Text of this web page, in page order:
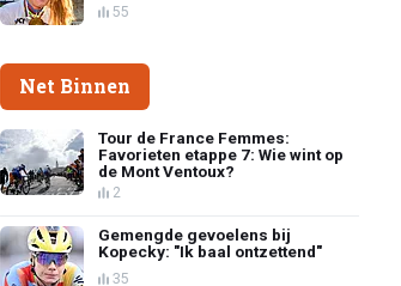
55
Net Binnen
Tour de France Femmes:
Favorieten etappe 7: Wie wint op
de Mont Ventoux?
2
Gemengde gevoelens bij
Kopecky: "Ik baal ontzettend"
35